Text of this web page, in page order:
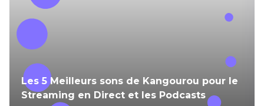
Les 5 Meilleurs sons de Kangourou pour le
Streaming en Direct et les Podcasts